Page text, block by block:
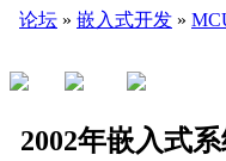
论坛 » 嵌入式开发 »
2002年嵌入式